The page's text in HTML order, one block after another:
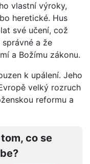
vlastní výroky,
heretické. Hus
své učení, což
a že
a Božímu zákonu.
k upálení. Jeho
velký rozruch
reformu a
co se